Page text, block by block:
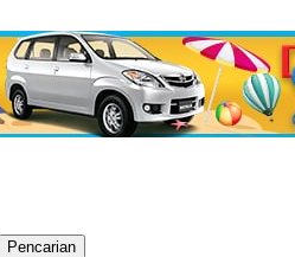
Pencarian